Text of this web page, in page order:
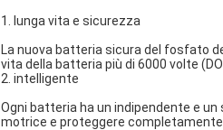
1. lunga vita e sicurezza
La nuova batteria sicura del fosfato
vita della batteria più di 6000 volte
2. intelligente
Ogni batteria ha un indipendente e
motrice e proteggere